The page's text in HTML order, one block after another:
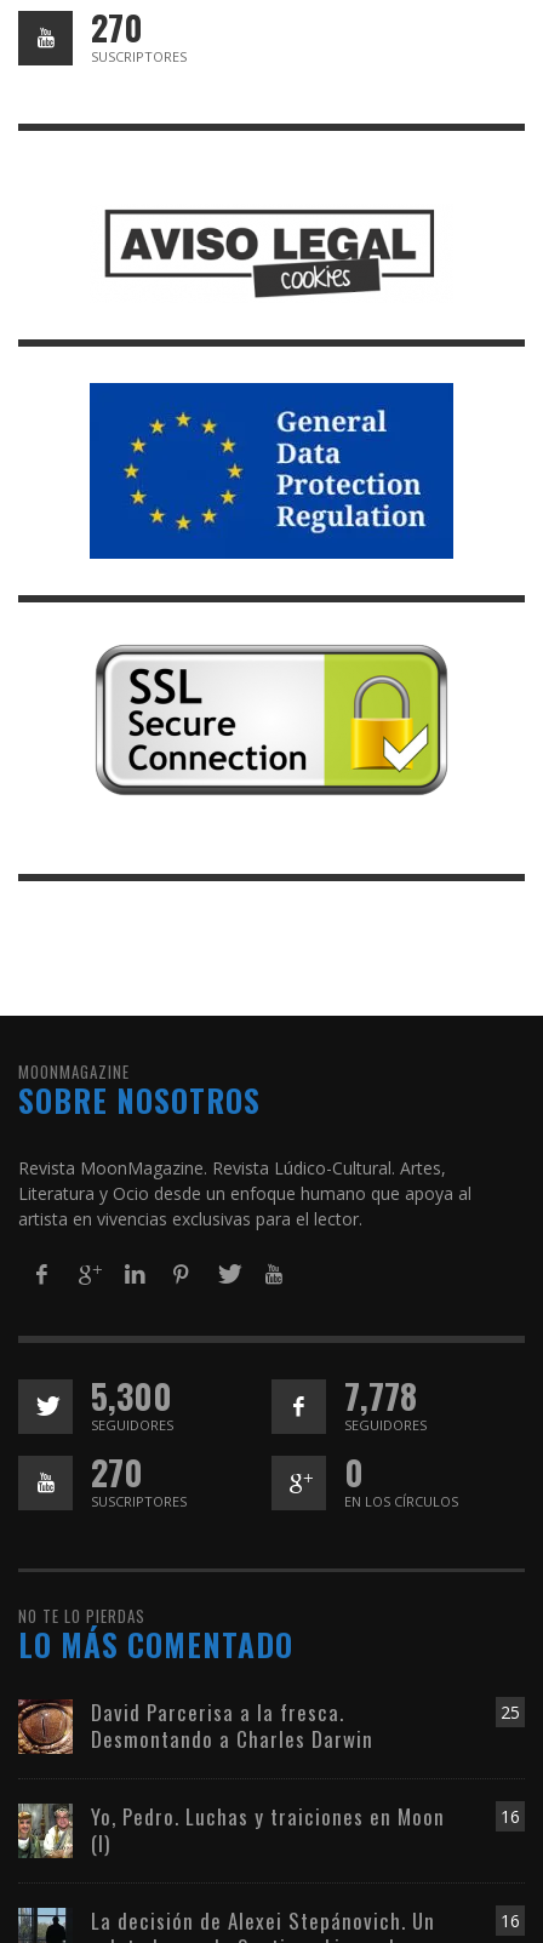
270
SUSCRIPTORES
MOONMAGAZINE
SOBRE NOSOTROS
Revista MoonMagazine. Revista Lúdico-Cultural. Artes,
Literatura y Ocio desde un enfoque humano que apoya al
artista en vivencias exclusivas para el lector.
5,300
SEGUIDORES
7,778
SEGUIDORES
270
SUSCRIPTORES
0
EN LOS CÍRCULOS
NO TE LO PIERDAS
LO MÁS COMENTADO
25
David Parcerisa a la fresca.
Desmontando a Charles Darwin
16
Yo, Pedro. Luchas y traiciones en Moon
(I)
16
La decisión de Alexei Stepánovich. Un